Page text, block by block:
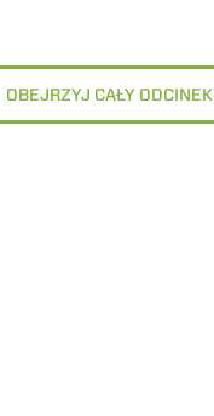
OBEJRZYJ CAŁY ODCINEK